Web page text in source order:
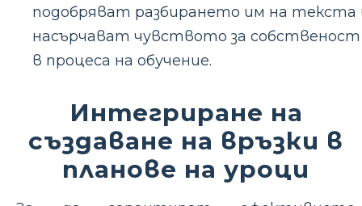
подобряват разбирането им на текста
насърчават чувството за собственост
в процеса на обучение.
Интегриране на
създаване на връзки в
планове на уроци